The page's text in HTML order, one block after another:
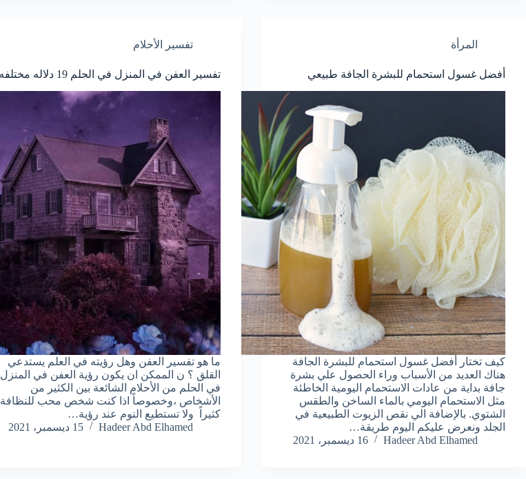
المرأة
أفضل غسول استحمام للبشرة الجافة طبيعي
كيف تختار أفضل غسول استحمام للبشرة الجافة
هناك العديد من الأسباب وراء الحصول علي بشرة
جافة بداية من عادات الاستحمام اليومية الخاطئة
مثل الاستحمام اليومي بالماء الساخن والطقس
الشتوي. بالإضافة الي نقص الزيوت الطبيعية في
الجلد ونعرض عليكم اليوم طريقة…
Hadeer Abd Elhamed
16 ديسمبر، 2021
تفسير الأحلام
تفسير العفن في المنزل في الحلم 19 دلاله مختلفه
ما هو تفسير العفن وهل رؤيته في العلم يستدعي
القلق ؟ ن الممكن ان يكون رؤية العفن في المنزل
في الحلم من الأحلام الشائعة بين الكثير من
الأشخاص ،وخصوصاً اذا كنت شخص محب للنظافة
كثيراً ولا تستطيع النوم عند رؤية…
Hadeer Abd Elhamed
15 ديسمبر، 2021